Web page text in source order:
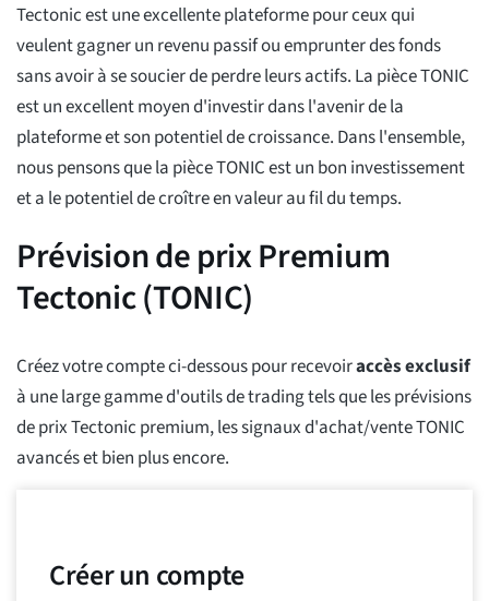
Tectonic est une excellente plateforme pour ceux qui
veulent gagner un revenu passif ou emprunter des fonds
sans avoir à se soucier de perdre leurs actifs. La pièce TONIC
est un excellent moyen d'investir dans l'avenir de la
plateforme et son potentiel de croissance. Dans l'ensemble,
nous pensons que la pièce TONIC est un bon investissement
et a le potentiel de croître en valeur au fil du temps.
Prévision de prix Premium
Tectonic (TONIC)
Créez votre compte ci-dessous pour recevoiraccès exclusif
à une large gamme d'outils de trading tels que les prévisions
de prix Tectonic premium, les signaux d'achat/vente TONIC
avancés et bien plus encore.
Créer un compte